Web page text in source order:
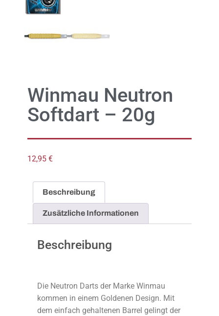
Winmau Neutron
Softdart – 20g
12,95 €
Beschreibung
Zusätzliche Informationen
Beschreibung
Die Neutron Darts der Marke Winmau
kommen in einem Goldenen Design. Mit
dem einfach gehaltenen Barrel gelingt der